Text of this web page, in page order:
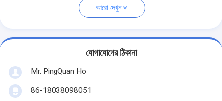
আরো দেখুন
যোগাযোগের ঠিকানা
Mr. PingQuan Ho
86-18038098051